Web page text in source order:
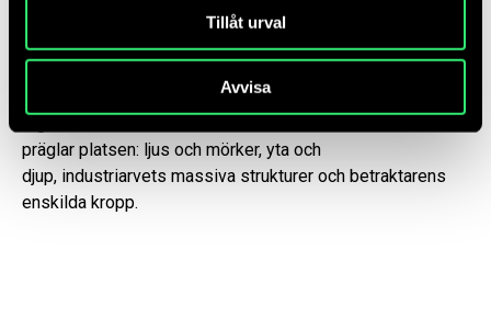
Tillåt urval
Avvisa
på spänningen mellan närvaro och frånvaro,
mellan det som finns kvar och det som försvunnit. Ljus
bärande element i verket. På så sätt förhåller
präglar platsen: ljus och mörker, yta och
djup, industriarvets massiva strukturer och betraktarens
enskilda kropp.